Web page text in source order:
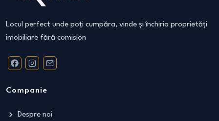
Locul perfect unde poți cumpăra, vinde și închiria proprietăți
imobiliare fără comision
Companie
Despre noi